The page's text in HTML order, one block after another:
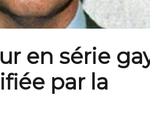
en série
par la